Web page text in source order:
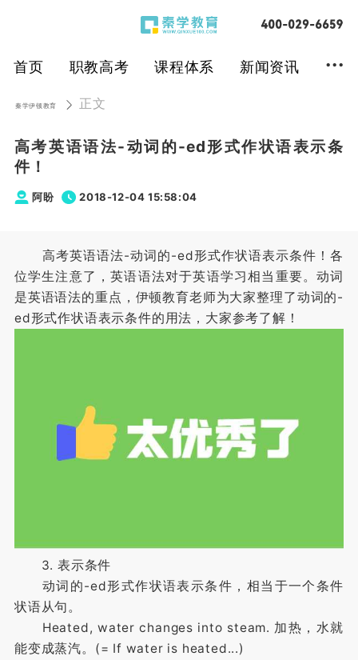
首页 职教高考 课程体系 新闻资讯 ...
秦学伊顿教育 正文
高考英语语法-动词的-ed形式作状语表示条
件！
阿盼 2018-12-04 15:58:04
高考英语语法-动词的-ed形式作状语表示条件！各
位学生注意了，英语语法对于英语学习相当重要。动词
是英语语法的重点，伊顿教育老师为大家整理了动词的-
ed形式作状语表示条件的用法，大家参考了解！
3. 表示条件
动词的-ed形式作状语表示条件，相当于一个条件
状语从句。
Heated, water changes into steam. 加热，水就
能变成蒸汽。(= If water is heated...)